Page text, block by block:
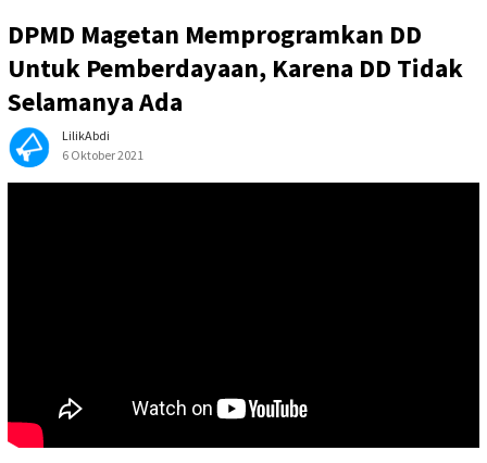
DPMD Magetan Memprogramkan DD
Untuk Pemberdayaan, Karena DD Tidak
Selamanya Ada
LilikAbdi
6 Oktober 2021